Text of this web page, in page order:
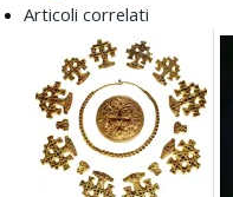
Articoli correlati